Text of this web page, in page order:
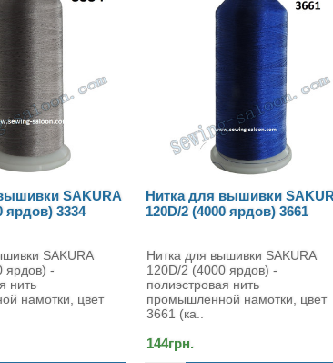
SAKURA
3334
SAKURA
-
цвет
Нитка для вышивки SAKURA
120D/2 (4000 ярдов) 3661
Нитка для вышивки SAKURA
120D/2 (4000 ярдов) -
полиэстровая нить
промышленной намотки, цвет
3661 (ка..
144грн.